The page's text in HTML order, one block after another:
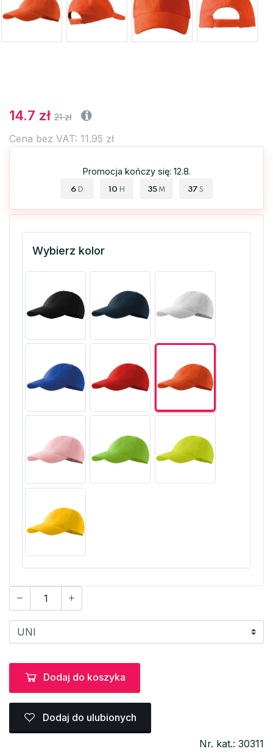
14.7 zł 21 zł
Cena bez VAT: 11.95 zł
Promocja kończy się: 12.8.
6 D 10 H 35 M 37 S
Wybierz kolor
Dodaj do koszyka
Dodaj do ulubionych
Nr. kat.: 30311